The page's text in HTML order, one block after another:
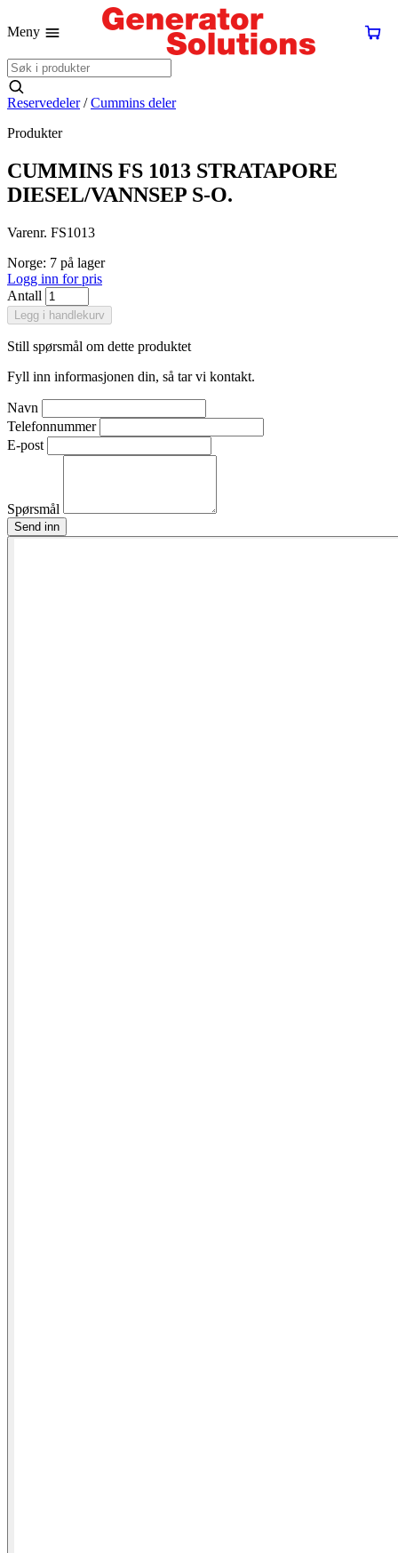
Meny
Reservedeler / Cummins deler
Produkter
CUMMINS FS 1013 STRATAPORE
DIESEL/VANNSEP S-O.
Varenr. FS1013
Norge: 7 på lager
Logg inn for pris
Antall
Legg i handlekurv
Still spørsmål om dette produktet
Fyll inn informasjonen din, så tar vi kontakt.
Navn
Telefonnummer
E-post
Spørsmål
Send inn